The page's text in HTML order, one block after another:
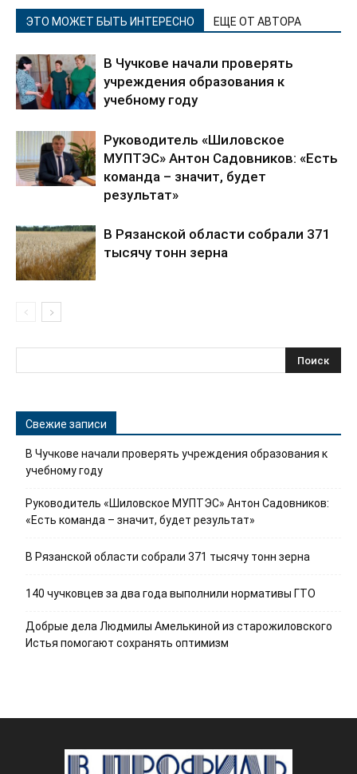
ЭТО МОЖЕТ БЫТЬ ИНТЕРЕСНО ЕЩЕ ОТ АВТОРА
В Чучкове начали проверять
учреждения образования к
учебному году
Руководитель «Шиловское
МУПТЭС» Антон Садовников: «Есть
команда – значит, будет
результат»
В Рязанской области собрали 371
тысячу тонн зерна
Свежие записи
В Чучкове начали проверять учреждения образования к
учебному году
Руководитель «Шиловское МУПТЭС» Антон Садовников:
«Есть команда – значит, будет результат»
В Рязанской области собрали 371 тысячу тонн зерна
140 чучковцев за два года выполнили нормативы ГТО
Добрые дела Людмилы Амелькиной из старожиловского
Истья помогают сохранять оптимизм